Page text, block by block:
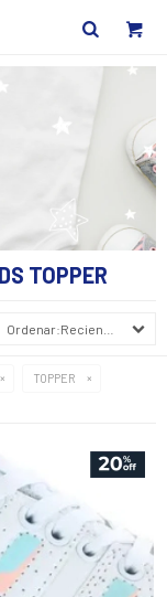
TOPPER
Recientes
TOPPER